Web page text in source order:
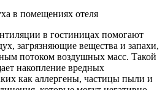
в помещениях отеля
в гостиницах помогают
загрязняющие вещества и запахи,
потоком воздушных масс. Такой
накопление вредных
как аллергены, частицы пыли и